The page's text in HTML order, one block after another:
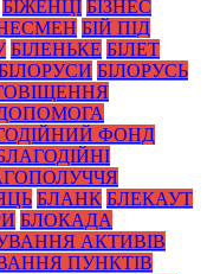
БІЖЕНЦІ БІЗНЕС
БІЙ ПІД
БІЛЕНЬКЕ БІЛЕТ
БІЛОРУСЬ
ФОНД
БЛАНК БЛЕКАУТ
БЛОКАДА
АКТИВІВ
ПУНКТІВ